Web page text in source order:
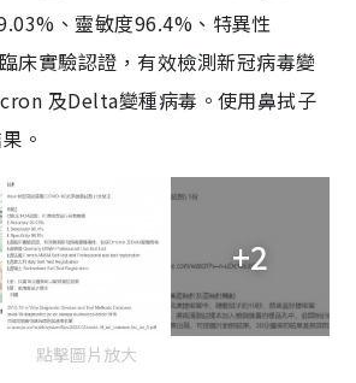
、靈敏度96.4%、特異性
床實驗認證，有效檢測新冠病毒變
及Delta變種病毒。使用鼻拭子
。
+2
點擊圖片放大